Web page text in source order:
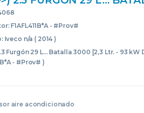
– 93 KW DIESEL]
F1AFL411BAPROV
F1AFL411B*A - #Prov#
Iveco n/a ( 2014 )
Furgón 29 L... Batalla 3000 [2,3 Ltr. - 93 kW
- #Prov# )
aire acondicionado